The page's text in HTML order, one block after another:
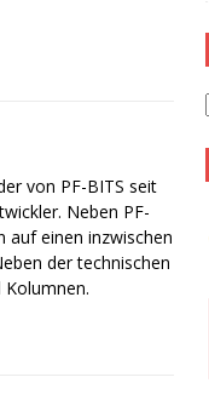
von PF-BITS seit
Neben PF-
auf einen inzwischen
der technischen